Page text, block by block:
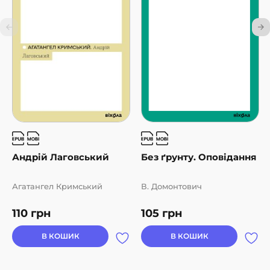
що варто звернути увагу, і допоможуть подивитися на
тексти українських класиків по-новому.
Андрій Лаговський
110 грн
Агатангел Кримський
В КОШИК
Без ґрунту. Оповідання
105 грн
В. Домонтович
В КОШИК